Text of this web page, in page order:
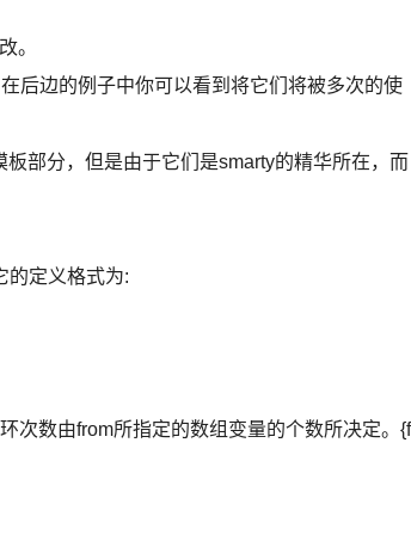
。
后边的例子中你可以看到将它们将被多次的使
部分，但是由于它们是smarty的精华所在，而
的定义格式为:
次数由from所指定的数组变量的个数所决定。